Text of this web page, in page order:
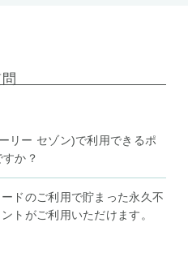
リー セゾン)で利用できるポ
か？
ドのご利用で貯まった永久不
トがご利用いただけます。